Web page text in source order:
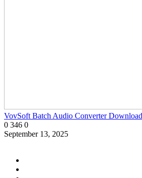
VovSoft Batch Audio Converter
0 346 0
September 13, 2025